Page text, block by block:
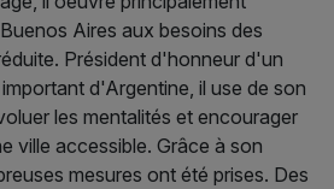
Aires aux besoins des
Président d'honneur d'un
d'Argentine, il use de son
les mentalités et encourager
ville accessible. Grâce à son
mesures ont été prises. Des